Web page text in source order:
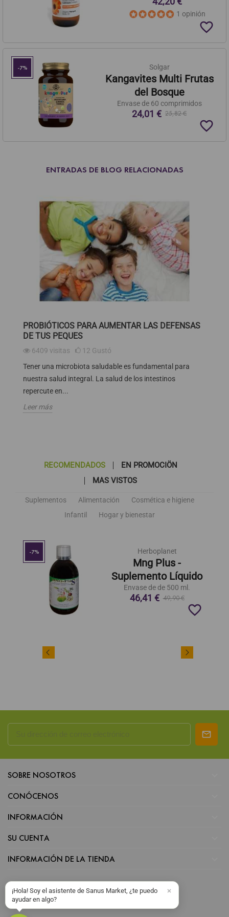
1 opinión
favorite_border
-7% Solgar
Kangavites Multi Frutas
del Bosque
Envase de 60 comprimidos
24,01 € 25,82 €
favorite_border
ENTRADAS DE BLOG RELACIONADAS
PROBIÓTICOS PARA AUMENTAR LAS DEFENSAS
DE TUS PEQUES
6409 visitas 12 Gustó
Tener una microbiota saludable es fundamental para
nuestra salud integral. La salud de los intestinos
repercute en...
Leer más
RECOMENDADOS
EN PROMOCIÖN
MAS VISTOS
Suplementos Alimentación
Cosmética e higiene
Infantil
Hogar y bienestar
-7% Herboplanet
Mng Plus -
Suplemento Líquido
Envase de de 500 ml.
46,41 € 49,90 €
favorite_border
SOBRE NOSOTROS
CONÓCENOS
INFORMACIÓN
SU CUENTA
INFORMACIÓN DE LA TIENDA
¡Hola! Soy el asistente de Sanus Market, ¿te puedo
ayudar en algo?